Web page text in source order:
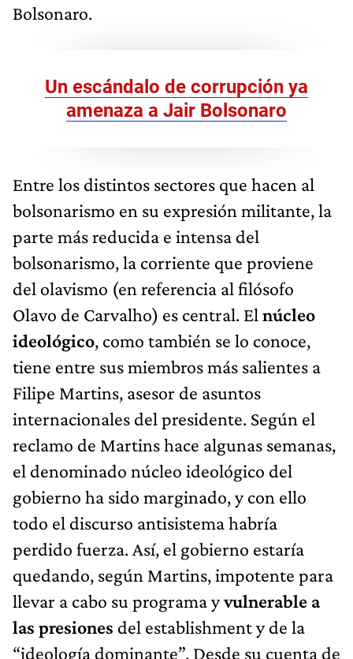
Bolsonaro.
Un escándalo de corrupción ya
amenaza a Jair Bolsonaro
Entre los distintos sectores que hacen al
bolsonarismo en su expresión militante, la
parte más reducida e intensa del
bolsonarismo, la corriente que proviene
del olavismo (en referencia al filósofo
Olavo de Carvalho) es central. El núcleo
ideológico, como también se lo conoce,
tiene entre sus miembros más salientes a
Filipe Martins, asesor de asuntos
internacionales del presidente. Según el
reclamo de Martins hace algunas semanas,
el denominado núcleo ideológico del
gobierno ha sido marginado, y con ello
todo el discurso antisistema habría
perdido fuerza. Así, el gobierno estaría
quedando, según Martins, impotente para
llevar a cabo su programa yvulnerable a
las presiones del establishment y de la
“ideología dominante”. Desde su cuenta de